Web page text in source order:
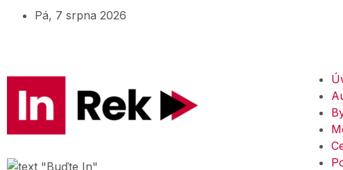
Pá, 7 srpna 2026